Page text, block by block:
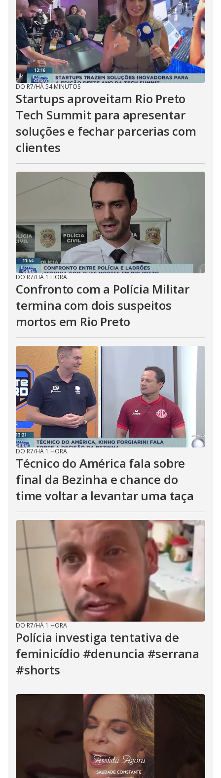
DO R7/HÁ 54 MINUTOS
Startups aproveitam Rio Preto
Tech Summit para apresentar
soluções e fechar parcerias com
clientes
DO R7/HÁ 1 HORA
Confronto com a Polícia Militar
termina com dois suspeitos
mortos em Rio Preto
DO R7/HÁ 1 HORA
Técnico do América fala sobre
final da Bezinha e chance do
time voltar a levantar uma taça
DO R7/HÁ 1 HORA
Polícia investiga tentativa de
feminicídio #denuncia #serrana
#shorts